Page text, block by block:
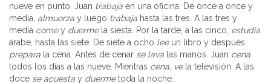
nueve en punto. Juan trabaja en una oficina. De once a once y
media, almuerza y luego trabaja hasta las tres. A las tres y
media comey duerme la siesta. Por la tarde, a las cinco, estudia
árabe, hasta las siete. De siete a ocho lee un libro y después
prepara la cena. Antes de cenar se lava las manos. Juan cena
todos los días a las nueve. Mientras cena ve la televisión. A las
doce se acuesta y duermetoda la noche.